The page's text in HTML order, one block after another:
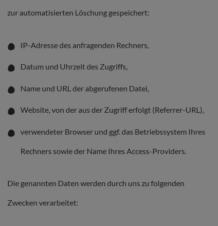
zur automatisierten Löschung gespeichert:
IP-Adresse des anfragenden Rechners,
Datum und Uhrzeit des Zugriffs,
Name und URL der abgerufenen Datei,
Website, von der aus der Zugriff erfolgt (Referrer-URL),
verwendeter Browser und ggf. das Betriebssystem Ihres
Rechners sowie der Name Ihres Access-Providers.
Die genannten Daten werden durch uns zu folgenden
Zwecken verarbeitet: